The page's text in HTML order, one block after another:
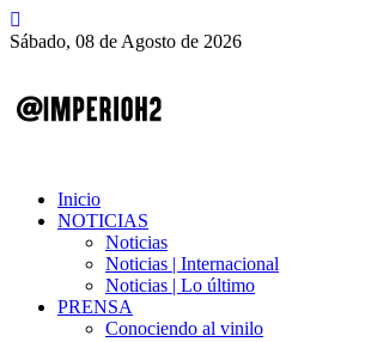
Sábado, 08 de Agosto de 2026
Inicio
NOTICIAS
Noticias
Noticias | Internacional
Noticias | Lo último
PRENSA
Conociendo al vinilo